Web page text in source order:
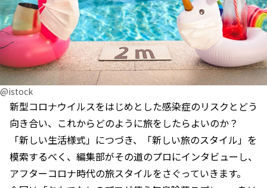
@istock
新型コロナウイルスをはじめとした感染症のリスクとどう
向き合い、これからどのように旅をしたらよいのか？
「新しい生活様式」につづき、「新しい旅のスタイル」を
模索するべく、編集部がその道のプロにインタビューし、
アフターコロナ時代の旅スタイルをさぐっていきます。